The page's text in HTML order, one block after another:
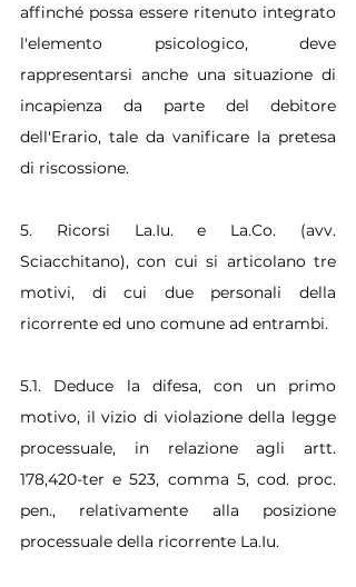
affinché possa essere ritenuto integrato
l'elemento psicologico, deve
rappresentarsi anche una situazione di
incapienza da parte del debitore
dell'Erario, tale da vanificare la pretesa
di riscossione.
5. Ricorsi La.Iu. e La.Co. (avv.
Sciacchitano), con cui si articolano tre
motivi, di cui due personali della
ricorrente ed uno comune ad entrambi.
5.1. Deduce la difesa, con un primo
motivo, il vizio di violazione della legge
processuale, in relazione agli artt.
178,420-ter e 523, comma 5, cod. proc.
pen., relativamente alla posizione
processuale della ricorrente La.Iu.